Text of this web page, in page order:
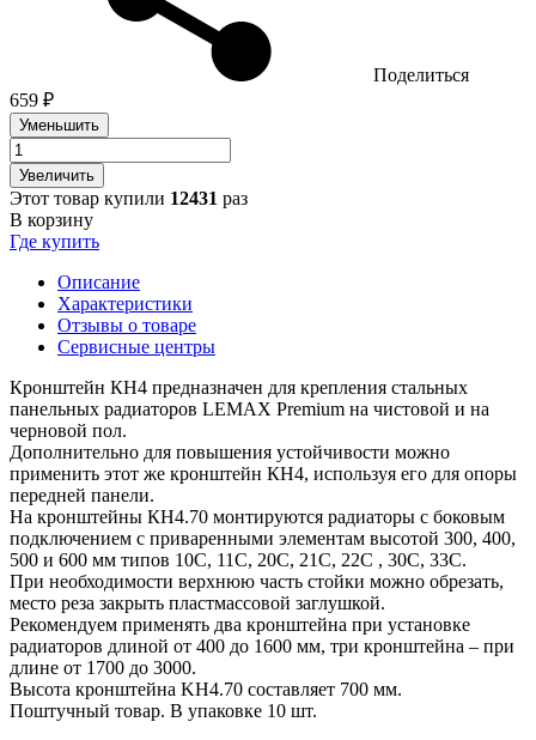
Поделиться
659 ₽
Уменьшить
Увеличить
Этот товар купили 12431 раз
В корзину
Где купить
Описание
Характеристики
Отзывы о товаре
Сервисные центры
Кронштейн КН4 предназначен для крепления стальных
панельных радиаторов LEMAX Premium на чистовой и на
черновой пол.
Дополнительно для повышения устойчивости можно
применить этот же кронштейн КН4, используя его для опоры
передней панели.
На кронштейны КН4.70 монтируются радиаторы с боковым
подключением с приваренными элементам высотой 300, 400,
500 и 600 мм типов 10С, 11С, 20С, 21С, 22С , 30С, 33С.
При необходимости верхнюю часть стойки можно обрезать,
место реза закрыть пластмассовой заглушкой.
Рекомендуем применять два кронштейна при установке
радиаторов длиной от 400 до 1600 мм, три кронштейна – при
длине от 1700 до 3000.
Высота кронштейна KH4.70 составляет 700 мм.
Поштучный товар. В упаковке 10 шт.